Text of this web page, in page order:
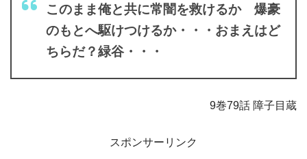
このまま俺と共に常闇を救けるか 爆豪
のもとへ駆けつけるか・・・おまえはど
ちらだ？緑谷・・・
9巻79話 障子目蔵
スポンサーリンク